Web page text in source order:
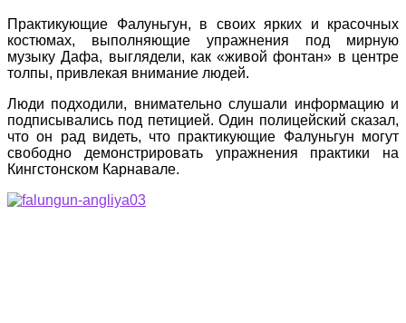
Практикующие Фалуньгун, в своих ярких и красочных
костюмах, выполняющие упражнения под мирную
музыку Дафа, выглядели, как «живой фонтан» в центре
толпы, привлекая внимание людей.
Люди подходили, внимательно слушали информацию и
подписывались под петицией. Один полицейский сказал,
что он рад видеть, что практикующие Фалуньгун могут
свободно демонстрировать упражнения практики на
Кингстонском Карнавале.